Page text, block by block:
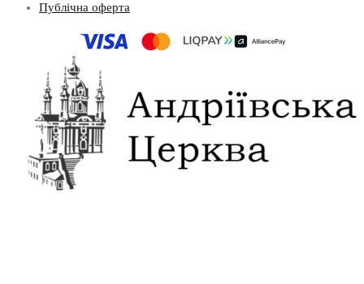
Публічна оферта